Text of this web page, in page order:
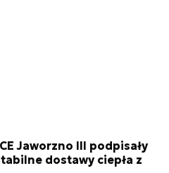
Jaworzno III podpisały
dostawy ciepła z